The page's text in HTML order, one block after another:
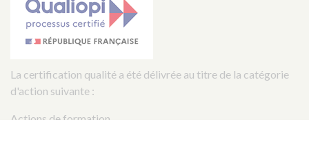
La certification qualité a été délivrée au titre de la catégorie
d'action suivante :
Actions de formation